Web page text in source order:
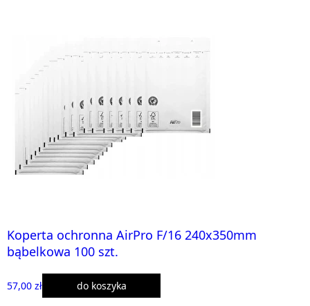
Koperta ochronna AirPro F/16 240x350mm
bąbelkowa 100 szt.
57,00 zł do koszyka